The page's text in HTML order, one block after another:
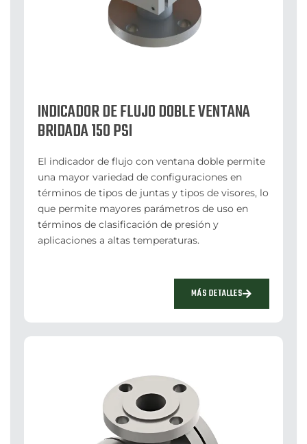
INDICADOR DE FLUJO DOBLE VENTANA
BRIDADA 150 PSI
El indicador de flujo con ventana doble permite
una mayor variedad de configuraciones en
términos de tipos de juntas y tipos de visores, lo
que permite mayores parámetros de uso en
términos de clasificación de presión y
aplicaciones a altas temperaturas.
MÁS DETALLES